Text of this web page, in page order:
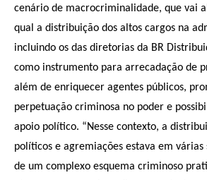
cenário de macrocriminalidade, que vai
qual a distribuição dos altos cargos na
incluindo os das diretorias da BR
como instrumento para arrecadação de
além de enriquecer agentes públicos,
perpetuação criminosa no poder e
apoio político. “Nesse contexto, a
políticos e agremiações estava em várias
de um complexo esquema criminoso